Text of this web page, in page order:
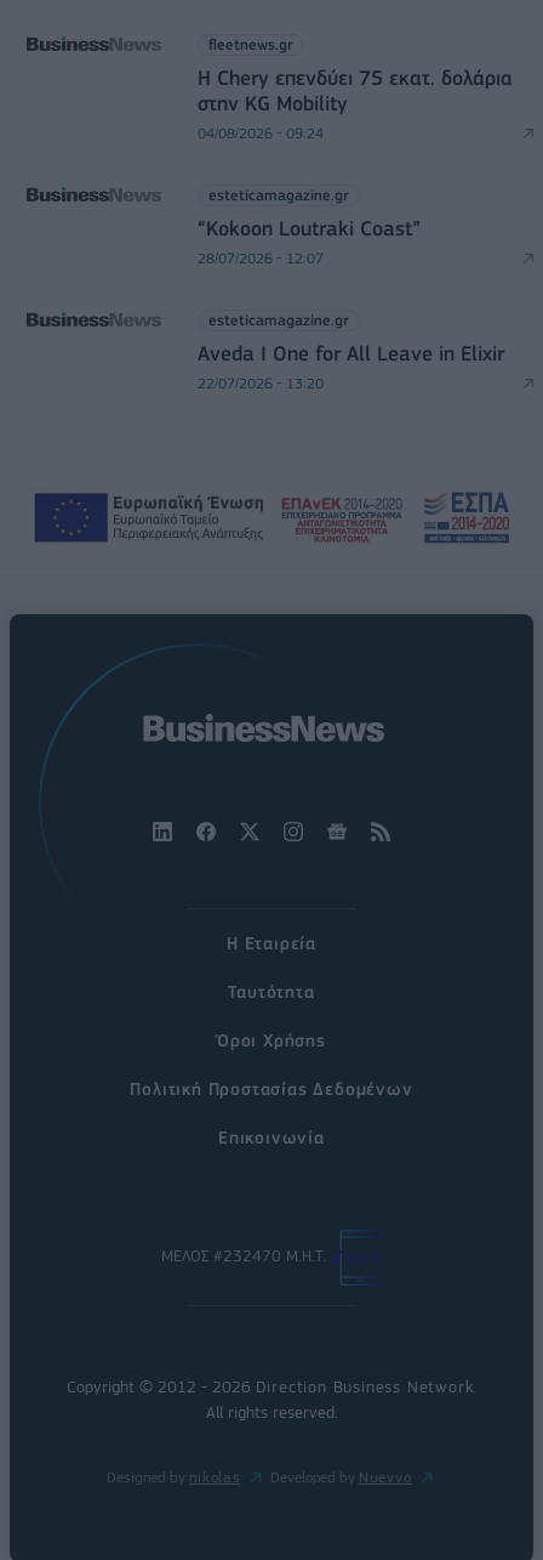
fleetnews.gr
Η Chery επενδύει 75 εκατ. δολάρια
στην KG Mobility
04/08/2026 - 09:24
esteticamagazine.gr
“Kokoon Loutraki Coast”
28/07/2026 - 12:07
esteticamagazine.gr
Aveda I One for All Leave in Elixir
22/07/2026 - 13:20
Η Εταιρεία
Ταυτότητα
Όροι Χρήσης
Πολιτική Προστασίας Δεδομένων
Επικοινωνία
ΜΕΛΟΣ #232470 Μ.Η.Τ.
Copyright © 2012 - 2026 Direction Business Network
All rights reserved.
Designed by nikolas Developed by Nuevvo